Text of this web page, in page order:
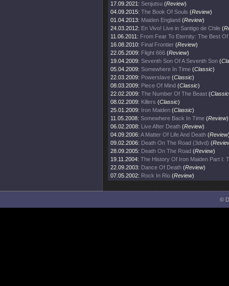
17.09.2021: Senjutsu (Review)
04.09.2015: The Book Of Souls (Review)
01.04.2013: Maiden England (Review)
24.03.2012: En Vivo! Live in Santigo de Chile (
11.06.2011: From Fear To Eternity: The Best
16.08.2010: Final Frontier (Review)
22.05.2009: Flight 666 (Review)
19.04.2009: Seventh Son Of A Seventh Son (
05.04.2009: Somewhere In Time (Classic)
22.03.2009: Powerslave (Classic)
08.03.2009: Piece Of Mind (Classic)
22.02.2009: The Number Of The Beast (Classic
08.02.2009: Killers (Classic)
25.01.2009: Iron Maiden (Classic)
11.05.2008: Somewhere Back In Time (Review)
06.02.2008: Live After Death (Review)
04.09.2006: A Matter Of Life And Death (Review
09.02.2006: Death On The Road (3dvd) (
28.09.2005: Death On The Road (Review)
19.11.2004: The History Of Iron Maiden Part I:
22.09.2003: Dance Of Death (Review)
07.05.2002: Rock In Rio (Review)
©